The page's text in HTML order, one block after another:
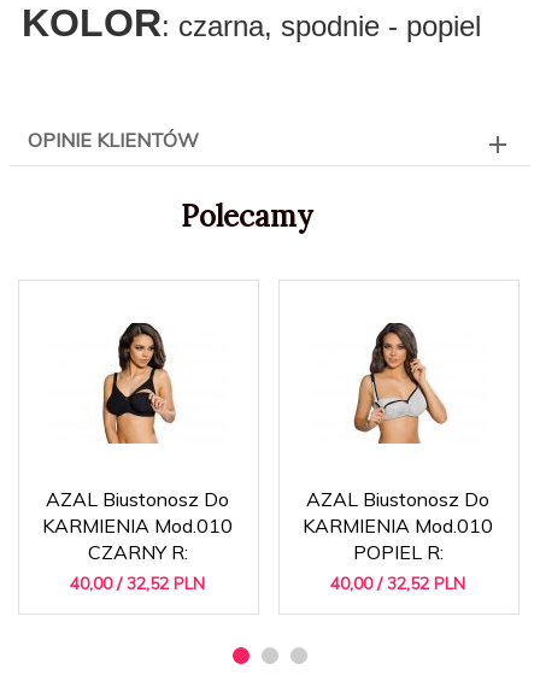
KOLOR: czarna, spodnie - popiel
OPINIE KLIENTÓW
Polecamy
AZAL Biustonosz Do
KARMIENIA Mod.010
CZARNY R:
40,00 / 32,52 PLN
AZAL Biustonosz Do
KARMIENIA Mod.010
POPIEL R:
40,00 / 32,52 PLN